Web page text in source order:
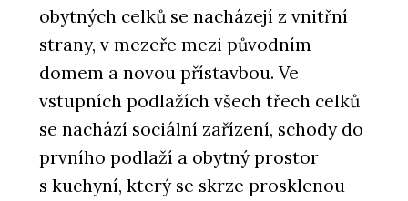
obytných celků se nacházejí z vnitřní
strany, v mezeře mezi původním
domem a novou přístavbou. Ve
vstupních podlažích všech třech celků
se nachází sociální zařízení, schody do
prvního podlaží a obytný prostor
s kuchyní, který se skrze prosklenou